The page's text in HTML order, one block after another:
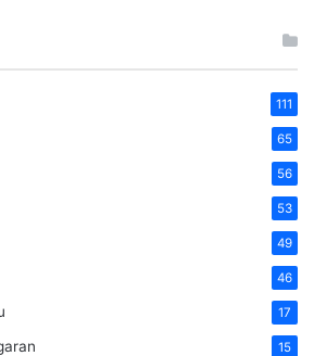
111
65
56
53
49
46
17
15